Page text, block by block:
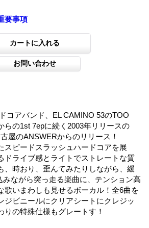
要事項
コアバンド、EL CAMINO 53のTOO
らの1st 7epに続く2003年リリースの
屋のANSWERからのリリース！
スピードスラッシュハードコアを展
ドライブ感とライトでストレートな質
、時おり、歪んてみたりしながら、緩
みながら突っ走る楽曲に、テンション高
歌いまわしも見せるボーカル！全6曲を
ジビニールにクリアシートにクレジッ
りの特殊仕様もグレートす！